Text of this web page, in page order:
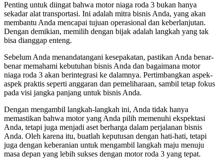
Penting untuk diingat bahwa motor niaga roda 3 bukan hanya
sekadar alat transportasi. Ini adalah mitra bisnis Anda, yang akan
membantu Anda mencapai tujuan operasional dan keberlanjutan.
Dengan demikian, memilih dengan bijak adalah langkah yang tak
bisa dianggap enteng.
Sebelum Anda menandatangani kesepakatan, pastikan Anda benar-
benar memahami kebutuhan bisnis Anda dan bagaimana motor
niaga roda 3 akan berintegrasi ke dalamnya. Pertimbangkan aspek-
aspek praktis seperti anggaran dan pemeliharaan, sambil tetap fokus
pada visi jangka panjang untuk bisnis Anda.
Dengan mengambil langkah-langkah ini, Anda tidak hanya
memastikan bahwa motor yang Anda pilih memenuhi ekspektasi
Anda, tetapi juga menjadi aset berharga dalam perjalanan bisnis
Anda. Oleh karena itu, buatlah keputusan dengan hati-hati, tetapi
juga dengan keberanian untuk mengambil langkah maju menuju
masa depan yang lebih sukses dengan motor roda 3 yang tepat.